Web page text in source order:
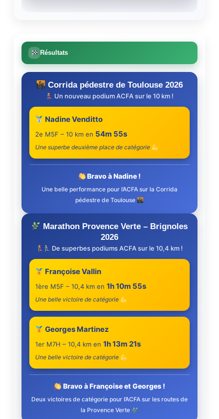
Résultats
Corrida pédestre de Toulouse 2026
Un nouveau podium ACFA sur le 10 km !
Nadine Venditto
2e M5F – 10 km en 54m 55s
Une superbe deuxième place de catégorie
Bravo à Nadine !
Une belle performance pour l’ACFA sur la Corrida
pédestre de Toulouse
Marathon Provence Verte – Brignoles
2026
De superbes podiums ACFA sur le 10,4 km !
Françoise Vallin
1ère M5F – 10,4 km en 1h 10m 55s
Une belle victoire de catégorie
Georges Martinez
1er M7H – 10,4 km en 1h 13m 21s
Une belle victoire de catégorie
Bravo à Françoise et Georges !
Deux victoires de catégorie pour l’ACFA sur les routes de
la Provence Verte